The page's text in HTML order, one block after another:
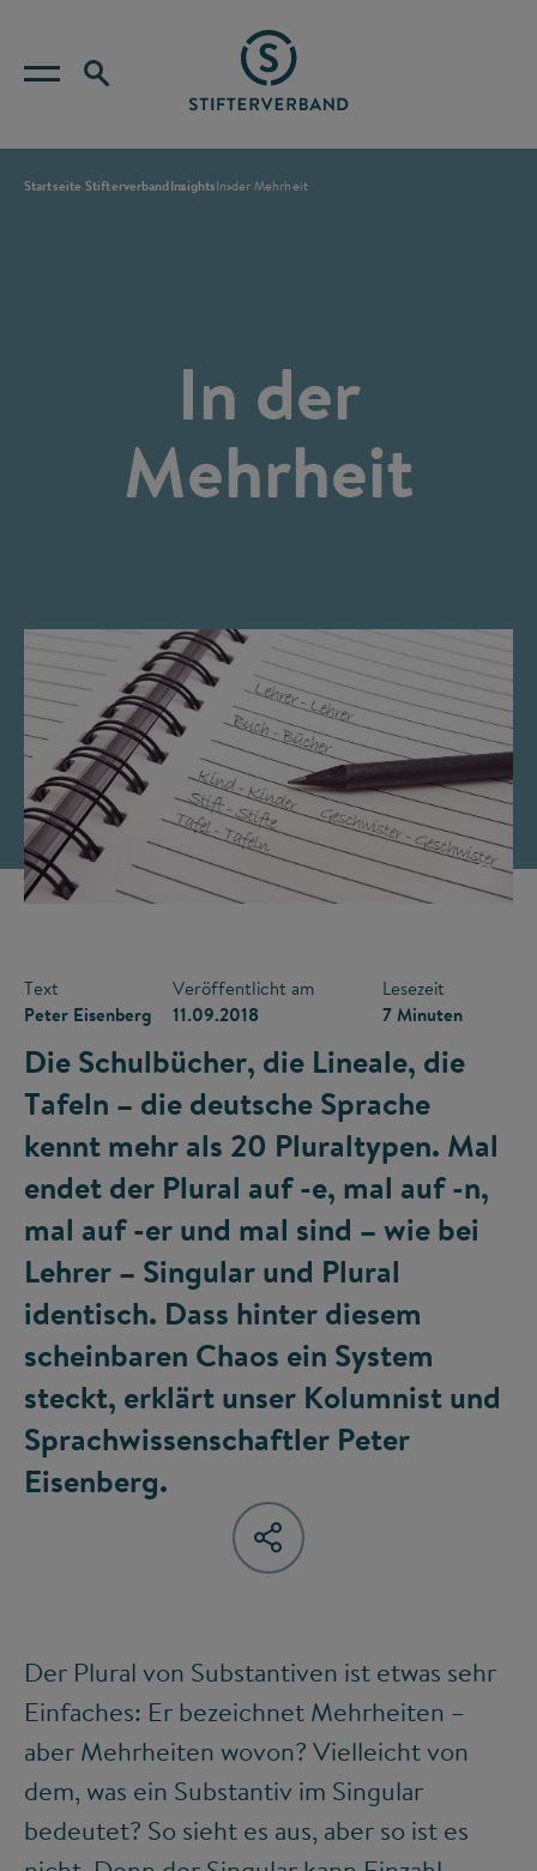
Startseite StifterverbandInsightsIn der Mehrheit
In der
Mehrheit
©
Text
Peter Eisenberg
Veröffentlicht am
11.09.2018
Lesezeit
7 Minuten
Die Schulbücher, die Lineale, die
Tafeln – die deutsche Sprache
kennt mehr als 20 Pluraltypen. Mal
endet der Plural auf -e, mal auf -n,
mal auf -er und mal sind – wie bei
Lehrer – Singular und Plural
identisch. Dass hinter diesem
scheinbaren Chaos ein System
steckt, erklärt unser Kolumnist und
Sprachwissenschaftler Peter
Eisenberg.
Der Plural von Substantiven ist etwas sehr
Einfaches: Er bezeichnet Mehrheiten –
aber Mehrheiten wovon? Vielleicht von
dem, was ein Substantiv im Singular
bedeutet? So sieht es aus, aber so ist es